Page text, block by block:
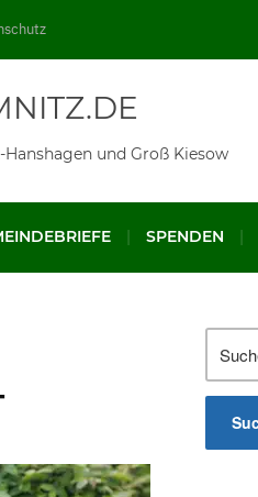
und Groß Kiesow
SPENDEN
nach: